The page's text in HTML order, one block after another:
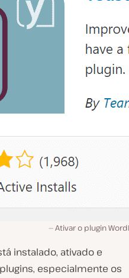
Ativar o plugin
instalado, ativado e
especialmente os